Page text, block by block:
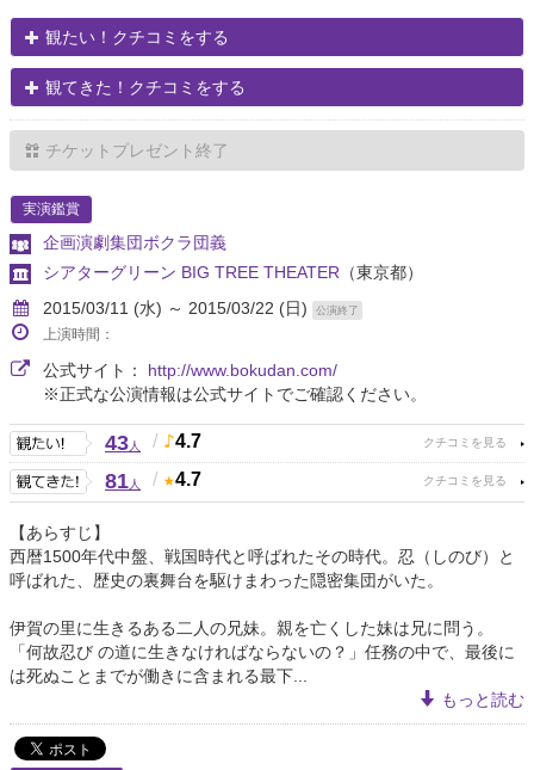
観たい！クチコミをする
観てきた！クチコミをする
チケットプレゼント終了
実演鑑賞
企画演劇集団ボクラ団義
シアターグリーン BIG TREE THEATER （東京都）
2015/03/11 (水) ～ 2015/03/22 (日)
公演終了
上演時間：
公式サイト： http://www.bokudan.com/
※正式な公演情報は公式サイトでご確認ください。
43人 / 4.7
81人 / 4.7
【あらすじ】
西暦1500年代中盤、戦国時代と呼ばれたその時代。忍（しのび）と
呼ばれた、歴史の裏舞台を駆けまわった隠密集団がいた。
伊賀の里に生きるある二人の兄妹。親を亡くした妹は兄に問う。
「何故忍び の道に生きなければならないの？」任務の中で、最後に
は死ぬことまでが働きに含まれる最下...
もっと読む